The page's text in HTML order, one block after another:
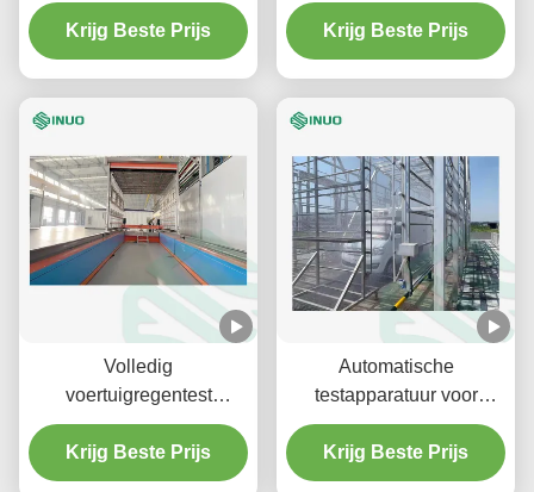
met servo aandrijving
Krijg Beste Prijs
Test Plugs & Inlets
Krijg Beste Prijs
Volledig
voertuigregentest
Autoverzegelingsbetrouwbaarheidstest
Regensimulatieapparatuur
Krijg Beste Prijs
Automatische
testapparatuur voor
elektrische voertuigen
Regentestsysteem
Krijg Beste Prijs